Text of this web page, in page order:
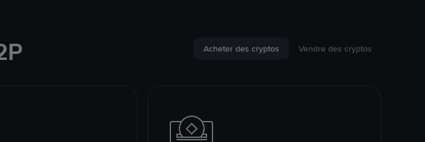
Acheter des cryptos Vendre des cryptos